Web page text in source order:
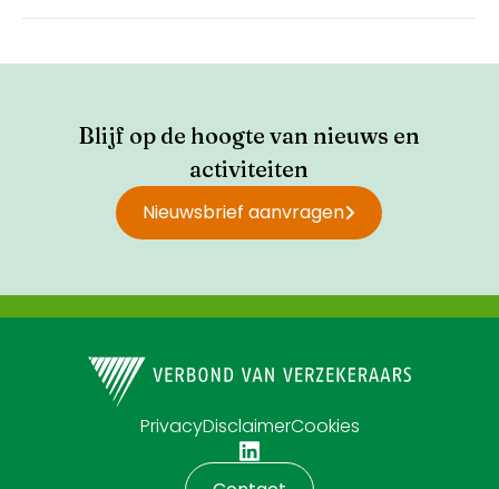
Blijf op de hoogte van nieuws en
activiteiten
Nieuwsbrief aanvragen
PrivacyDisclaimerCookies